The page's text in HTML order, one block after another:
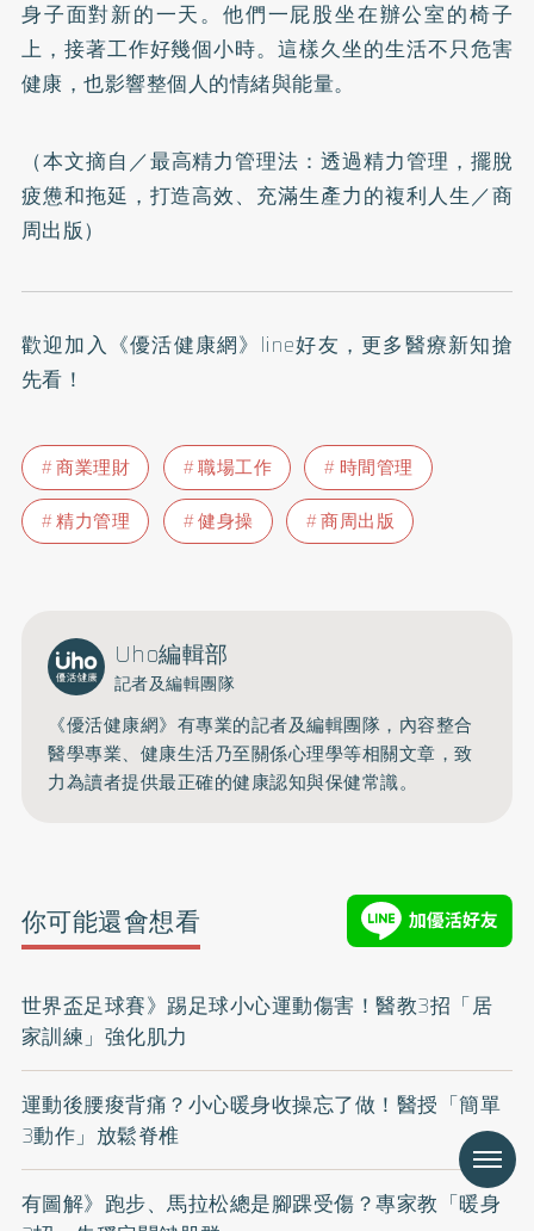
身子面對新的一天。他們一屁股坐在辦公室的椅子
上，接著工作好幾個小時。這樣久坐的生活不只危害
健康，也影響整個人的情緒與能量。
（本文摘自／最高精力管理法：透過精力管理，擺脫
疲憊和拖延，打造高效、充滿生產力的複利人生／商
周出版）
歡迎加入 《優活健康網》line好友 ，更多醫療新知搶
先看！
商業理財 職場工作
時間管理
精力管理
健身操 商周出版
Uho編輯部
記者及編輯團隊
《優活健康網》有專業的記者及編輯團隊，內容整合
醫學專業、健康生活乃至關係心理學等相關文章，致
力為讀者提供最正確的健康認知與保健常識。
你可能還會想看
世界盃足球賽》踢足球小心運動傷害！醫教3招「居
家訓練」強化肌力
運動後腰痠背痛？小心暖身收操忘了做！醫授「簡單
3動作」放鬆脊椎
有圖解》跑步、馬拉松總是腳踝受傷？專家教「暖身
Menu